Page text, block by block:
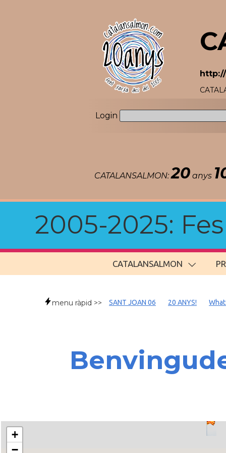
Login
CATALANSALMON:20anys
2005-2025:
CATALANSALMON
menu ràpid >> SANT JOAN 06 20 ANYS!
+
−